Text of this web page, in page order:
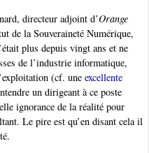
directeur adjoint d’Orange
de la Souveraineté Numérique,
plus depuis vingt ans et ne
de l’industrie informatique,
(cf. une excellente
un dirigeant à ce poste
ignorance de la réalité pour
Le pire est qu’en disant cela il